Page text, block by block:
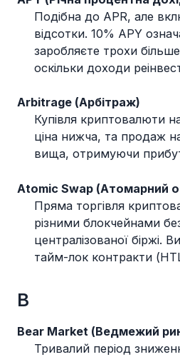
Подібна до APR, але
відсотки. 10% APY
заробляєте трохи
оскільки доходи
Arbitrage (Арбітраж)
Купівля криптовалюти
ціна нижча, та продаж
вища, отримуючи
Atomic Swap (Атомарний
Пряма торгівля
різними блокчейнами
централізованої біржі.
тайм-лок контракти
B
Bear Market (Ведмежий
Тривалий період